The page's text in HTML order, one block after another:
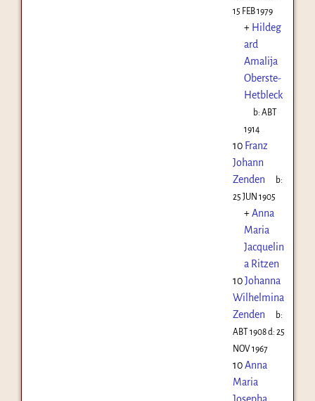
15 FEB 1979
+ Hildeg
ard
Amalija
Oberste-
Hetbleck
b:ABT
1914
10 Franz
Johann
Zenden
b:
25 JUN 1905
+Anna
Maria
Jacquelin
a Ritzen
10Johanna
Wilhelmina
Zenden
b:
ABT 1908d: 25
NOV 1967
10Anna
Maria
Josepha